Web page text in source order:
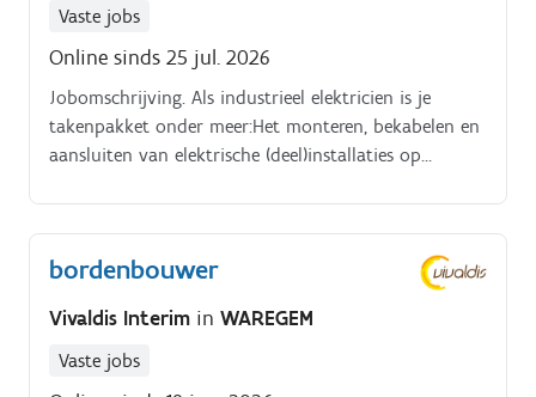
Vaste jobs
Online sinds 25 jul. 2026
Jobomschrijving. Als industrieel elektricien is je
takenpakket onder meer:Het monteren, bekabelen en
aansluiten van elektrische (deel)installaties op
bordenbouwer
Vivaldis Interim in WAREGEM
Vaste jobs